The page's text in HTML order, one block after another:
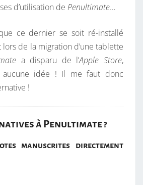
d’utilisation de Penultimate…
ce dernier se soit ré-installé
de la migration d’une tablette
a disparu de l’Apple Store,
aucune idée ! Il me faut donc
!
à Penultimate ?
manuscrites directement